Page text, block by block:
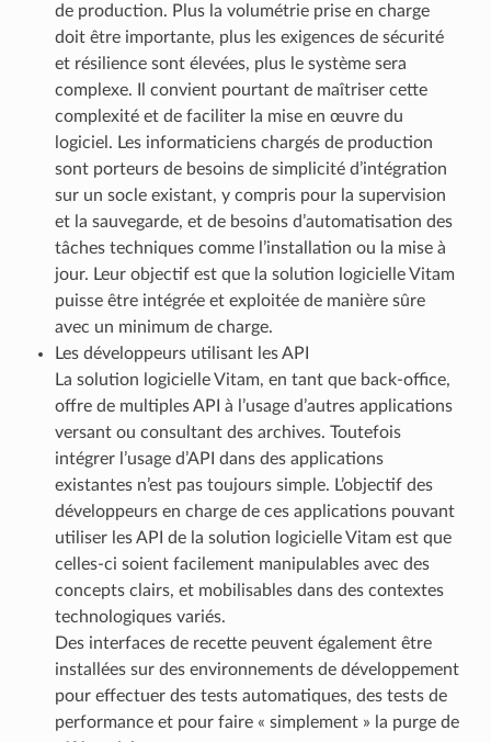
de production. Plus la volumétrie prise en charge
doit être importante, plus les exigences de sécurité
et résilience sont élevées, plus le système sera
complexe. Il convient pourtant de maîtriser cette
complexité et de faciliter la mise en œuvre du
logiciel. Les informaticiens chargés de production
sont porteurs de besoins de simplicité d’intégration
sur un socle existant, y compris pour la supervision
et la sauvegarde, et de besoins d’automatisation des
tâches techniques comme l’installation ou la mise à
jour. Leur objectif est que la solution logicielle Vitam
puisse être intégrée et exploitée de manière sûre
avec un minimum de charge.
Les développeurs utilisant les API
La solution logicielle Vitam, en tant que back-office,
offre de multiples API à l’usage d’autres applications
versant ou consultant des archives. Toutefois
intégrer l’usage d’API dans des applications
existantes n’est pas toujours simple. L’objectif des
développeurs en charge de ces applications pouvant
utiliser les API de la solution logicielle Vitam est que
celles-ci soient facilement manipulables avec des
concepts clairs, et mobilisables dans des contextes
technologiques variés.
Des interfaces de recette peuvent également être
installées sur des environnements de développement
pour effectuer des tests automatiques, des tests de
performance et pour faire « simplement » la purge de